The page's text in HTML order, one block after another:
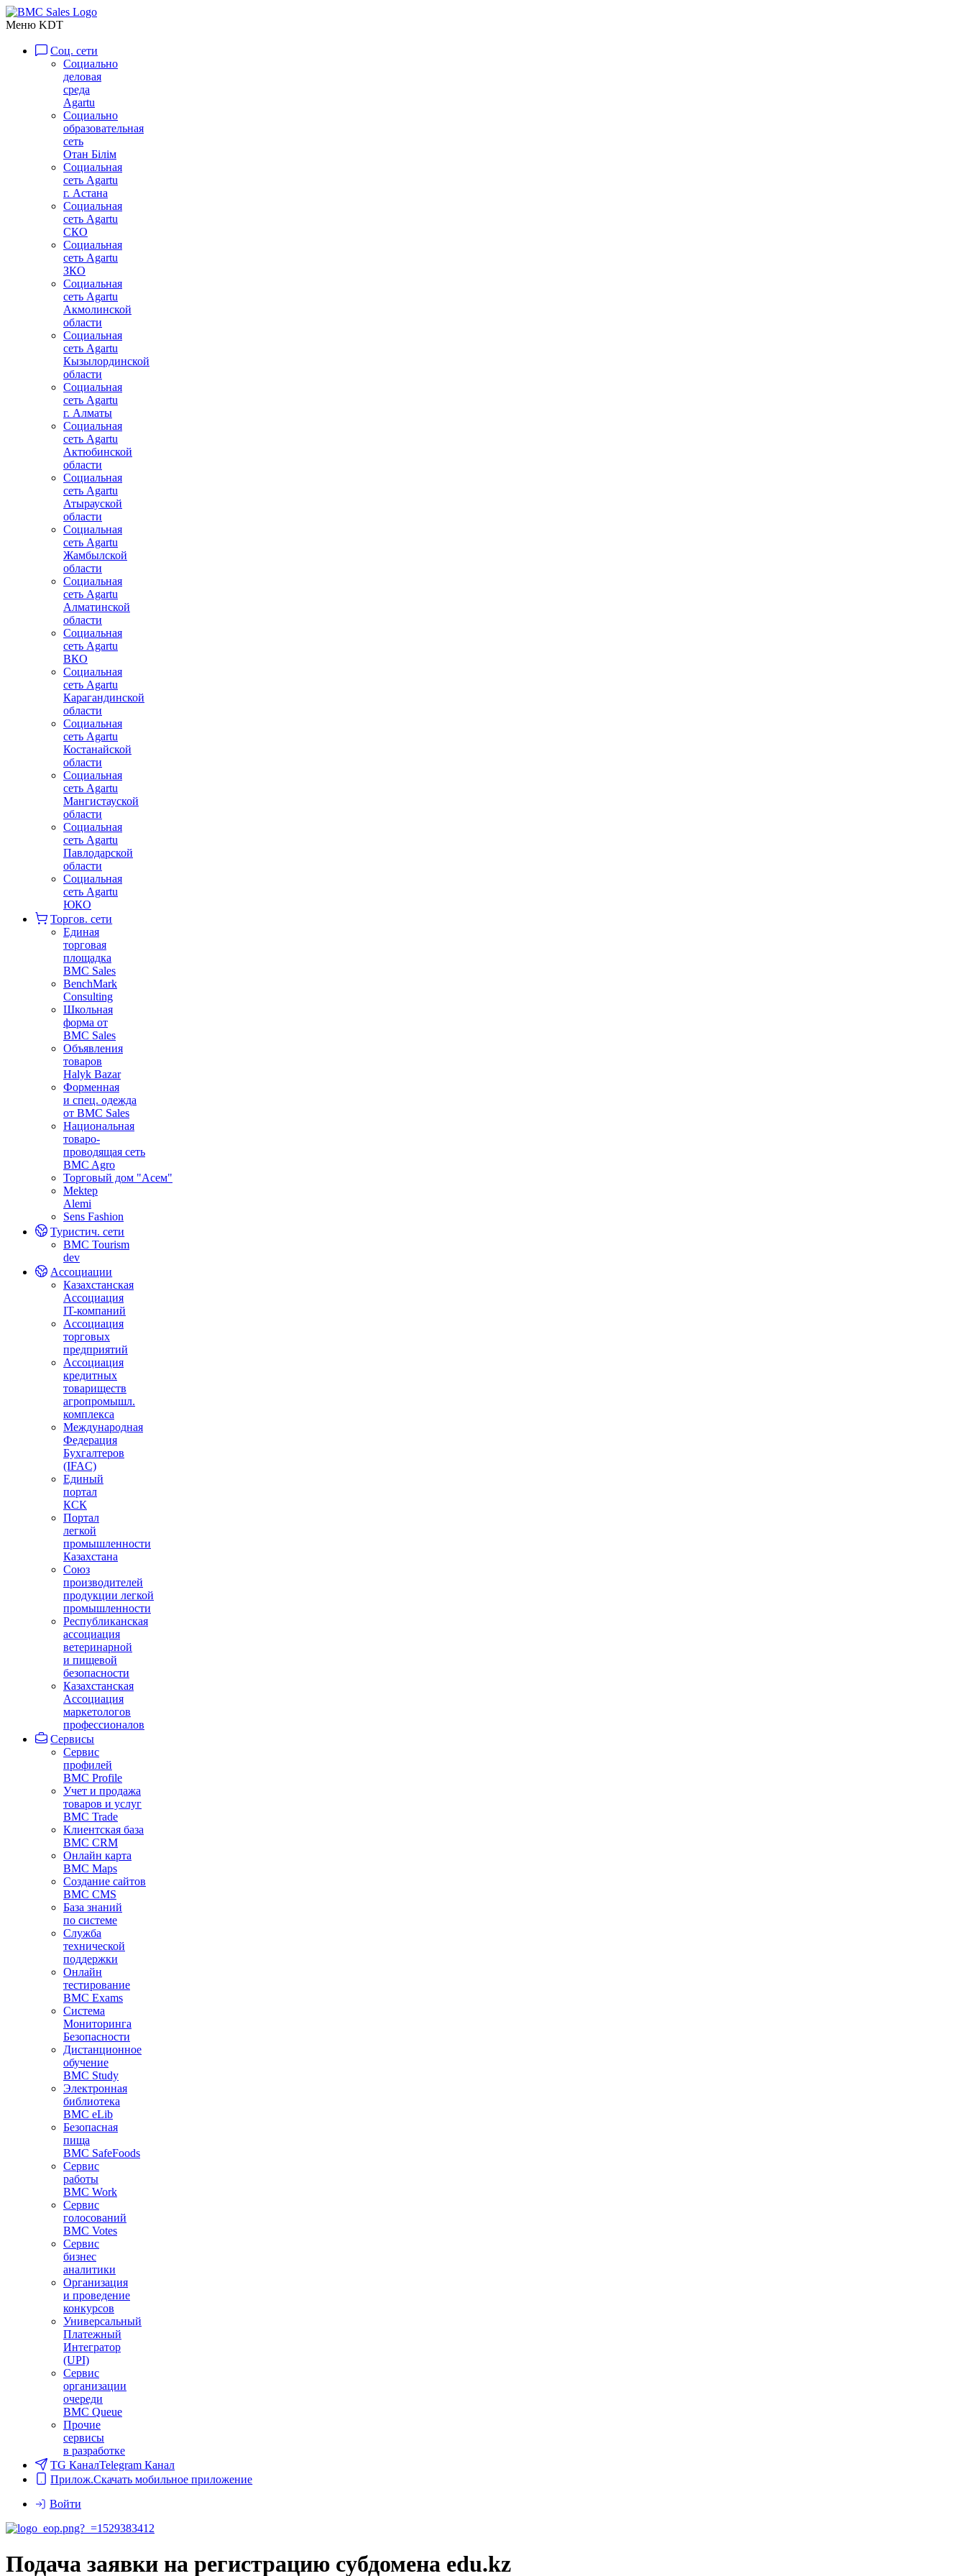
Меню KDT
Соц. сети
Социально
деловая
среда
Agartu
Социально
образовательная
сеть
Отан Бiлiм
Социальная
сеть Agartu
г. Астана
Социальная
сеть Agartu
СКО
Социальная
сеть Agartu
ЗКО
Социальная
сеть Agartu
Акмолинской
области
Социальная
сеть Agartu
Кызылординской
области
Социальная
сеть Agartu
г. Алматы
Социальная
сеть Agartu
Актюбинской
области
Социальная
сеть Agartu
Атырауской
области
Социальная
сеть Agartu
Жамбылской
области
Социальная
сеть Agartu
Алматинской
области
Социальная
сеть Agartu
ВКО
Социальная
сеть Agartu
Карагандинской
области
Социальная
сеть Agartu
Костанайской
области
Социальная
сеть Agartu
Мангистауской
области
Социальная
сеть Agartu
Павлодарской
области
Социальная
сеть Agartu
ЮКО
Торгов. сети
Единая
торговая
площадка
BMC Sales
BenchMark
Consulting
Школьная
форма от
BMC Sales
Объявления
товаров
Halyk Bazar
Форменная
и спец. одежда
от BMC Sales
Национальная
товаро-
проводящая сеть
BMC Agro
Торговый дом "Асем"
Mektep
Alemi
Sens Fashion
Туристич. сети
BMC Tourism
dev
Ассоциации
Казахстанская
Ассоциация
IT-компаний
Ассоциация
торговых
предприятий
Ассоциация
кредитных
товариществ
агропромышл.
комплекса
Международная
Федерация
Бухгалтеров
(IFAC)
Единый
портал
КСК
Портал
легкой
промышленности
Казахстана
Союз
производителей
продукции легкой
промышленности
Республиканская
ассоциация
ветеринарной
и пищевой
безопасности
Казахстанская
Ассоциация
маркетологов
профессионалов
Сервисы
Сервис
профилей
BMC Profile
Учет и продажа
товаров и услуг
BMC Trade
Клиентская база
BMC CRM
Онлайн карта
BMC Maps
Создание сайтов
BMC CMS
База знаний
по системе
Служба
технической
поддержки
Онлайн
тестирование
BMC Exams
Система
Мониторинга
Безопасности
Дистанционное
обучение
BMC Study
Электронная
библиотека
BMC eLib
Безопасная
пища
BMC SafeFoods
Сервис
работы
BMC Work
Сервис
голосований
BMC Votes
Сервис
бизнес
аналитики
Организация
и проведение
конкурсов
Универсальный
Платежный
Интегратор
(UPI)
Сервис
организации
очереди
BMC Queue
Прочие
сервисы
в разработке
TG КаналTelegram Канал
Прилож.Скачать мобильное приложение
Войти
Подача заявки на регистрацию субдомена edu.kz